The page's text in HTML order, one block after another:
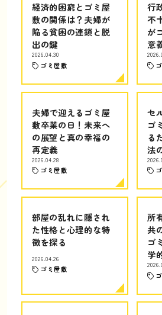
経済的困窮とゴミ屋
敷の関係は？夫婦が
陥る貧困の連鎖と脱
出の鍵
2026.04.30
ゴミ屋敷
行
不
が
意
夫婦で迎えるゴミ屋
敷卒業の日！未来へ
の展望と真の幸福の
再定義
2026.04.28
ゴミ屋敷
セ
ゴ
る
法
部屋の乱れに隠され
た性格と心理的な特
徴を探る
2026.04.26
ゴミ屋敷
所
共
ゴ
学